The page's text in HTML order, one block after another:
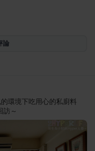
論
環境下吃用心的私廚料
訪～